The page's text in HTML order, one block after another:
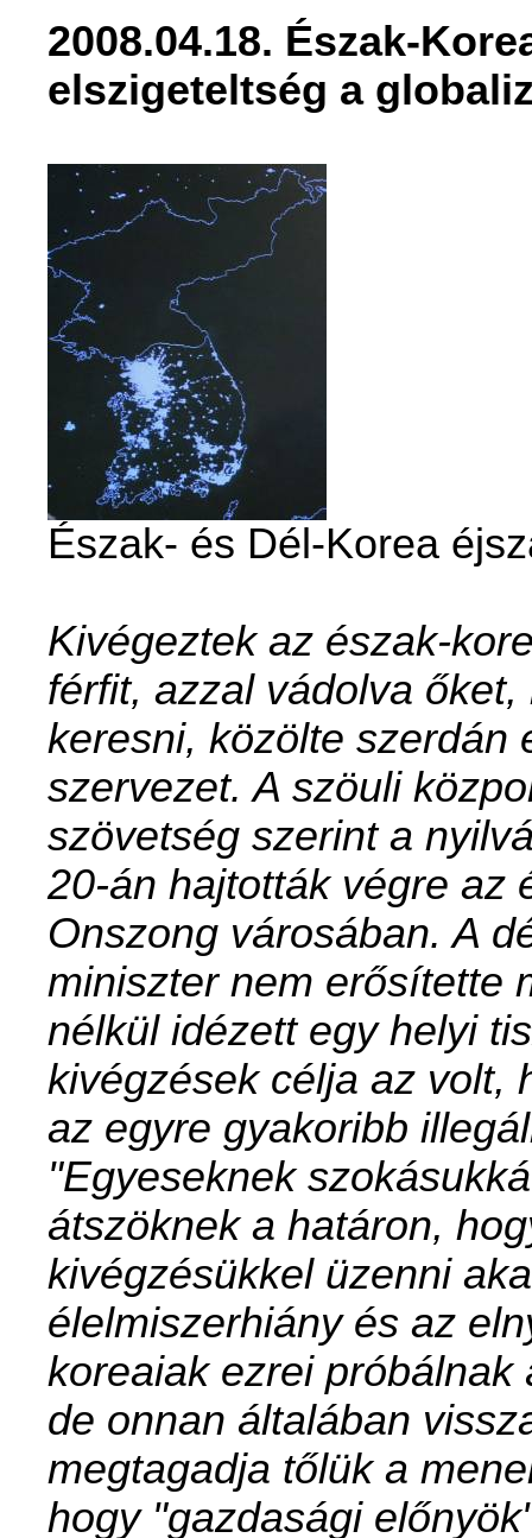
2008.04.18. Észak-
elszigeteltség a
Észak- és Dél-Korea
Kivégeztek az észak-
férfit, azzal vádolva
keresni, közölte szerdán
szervezet. A szöuli
szövetség szerint a
20-án hajtották végre az
Onszong városában. A
miniszter nem erősítette
nélkül idézett egy helyi
kivégzések célja az volt,
az egyre gyakoribb
"Egyeseknek
átszöknek a határon,
kivégzésükkel üzenni
élelmiszerhiány és az
koreaiak ezrei
de onnan általában
megtagadja tőlük a
hogy "gazdasági